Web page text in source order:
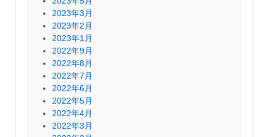
2023年3月
2023年2月
2023年1月
2022年9月
2022年8月
2022年7月
2022年6月
2022年5月
2022年4月
2022年3月